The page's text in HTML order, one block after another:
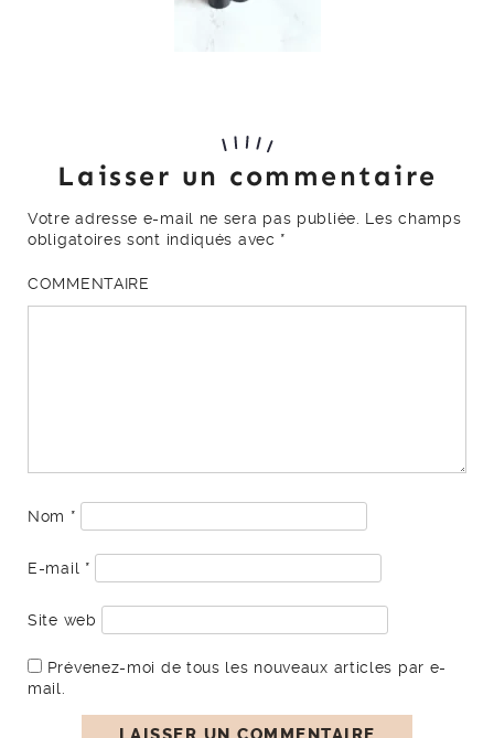
Laisser un commentaire
Votre adresse e-mail ne sera pas publiée.
Les champs
obligatoires sont indiqués avec *
COMMENTAIRE
Nom *
E-mail *
Site web
Prévenez-moi de tous les nouveaux articles par e-
mail.